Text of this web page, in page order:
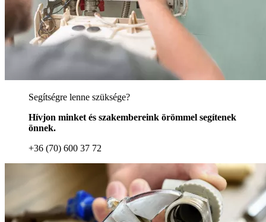
Segítségre lenne szüksége?
Hívjon minket és szakembereink örömmel segítenek
önnek.
+36 (70) 600 37 72